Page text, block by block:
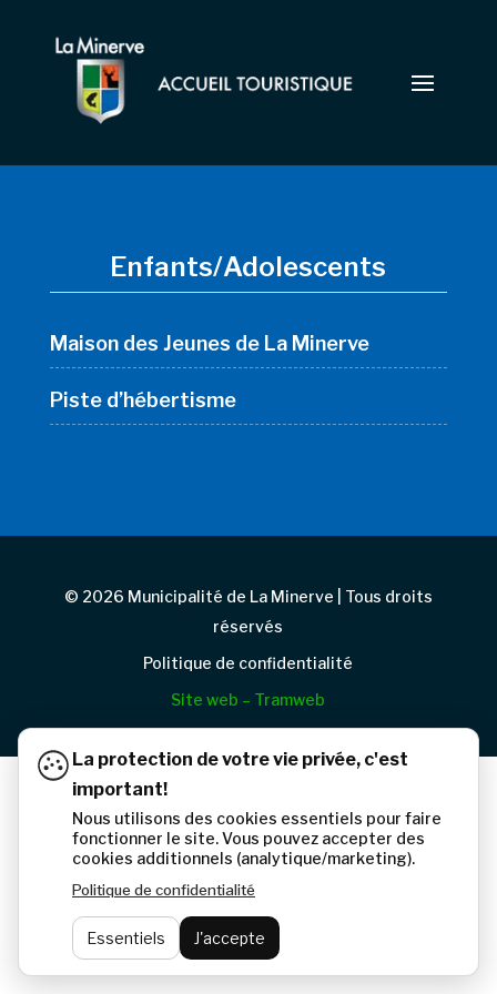
Enfants/Adolescents
Maison des Jeunes de La Minerve
Piste d’hébertisme
© 2026 Municipalité de La Minerve | Tous droits
réservés
Politique de confidentialité
Site web – Tramweb
La protection de votre vie privée, c'est
important!
Nous utilisons des cookies essentiels pour faire
fonctionner le site. Vous pouvez accepter des
cookies additionnels (analytique/marketing).
Politique de confidentialité
Essentiels J'accepte